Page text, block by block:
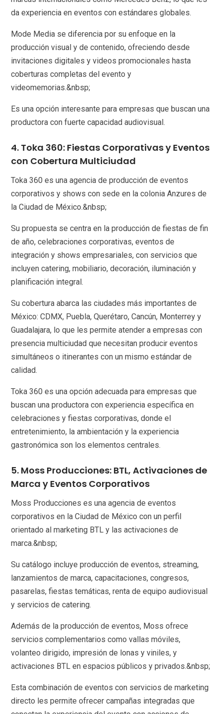
da experiencia en eventos con estándares globales.
Mode Media se diferencia por su enfoque en la
producción visual y de contenido, ofreciendo desde
invitaciones digitales y videos promocionales hasta
coberturas completas del evento y
videomemorias.&nbsp;
Es una opción interesante para empresas que buscan una
productora con fuerte capacidad audiovisual.
4. Toka 360: Fiestas Corporativas y Eventos
con Cobertura Multiciudad
Toka 360 es una agencia de producción de eventos
corporativos y shows con sede en la colonia Anzures de
la Ciudad de México.&nbsp;
Su propuesta se centra en la producción de fiestas de fin
de año, celebraciones corporativas, eventos de
integración y shows empresariales, con servicios que
incluyen catering, mobiliario, decoración, iluminación y
planificación integral.
Su cobertura abarca las ciudades más importantes de
México: CDMX, Puebla, Querétaro, Cancún, Monterrey y
Guadalajara, lo que les permite atender a empresas con
presencia multiciudad que necesitan producir eventos
simultáneos o itinerantes con un mismo estándar de
calidad.
Toka 360 es una opción adecuada para empresas que
buscan una productora con experiencia específica en
celebraciones y fiestas corporativas, donde el
entretenimiento, la ambientación y la experiencia
gastronómica son los elementos centrales.
5. Moss Producciones: BTL, Activaciones de
Marca y Eventos Corporativos
Moss Producciones es una agencia de eventos
corporativos en la Ciudad de México con un perfil
orientado al marketing BTL y las activaciones de
marca.&nbsp;
Su catálogo incluye producción de eventos, streaming,
lanzamientos de marca, capacitaciones, congresos,
pasarelas, fiestas temáticas, renta de equipo audiovisual
y servicios de catering.
Además de la producción de eventos, Moss ofrece
servicios complementarios como vallas móviles,
volanteo dirigido, impresión de lonas y viniles, y
activaciones BTL en espacios públicos y privados.&nbsp;
Esta combinación de eventos con servicios de marketing
directo les permite ofrecer campañas integradas que